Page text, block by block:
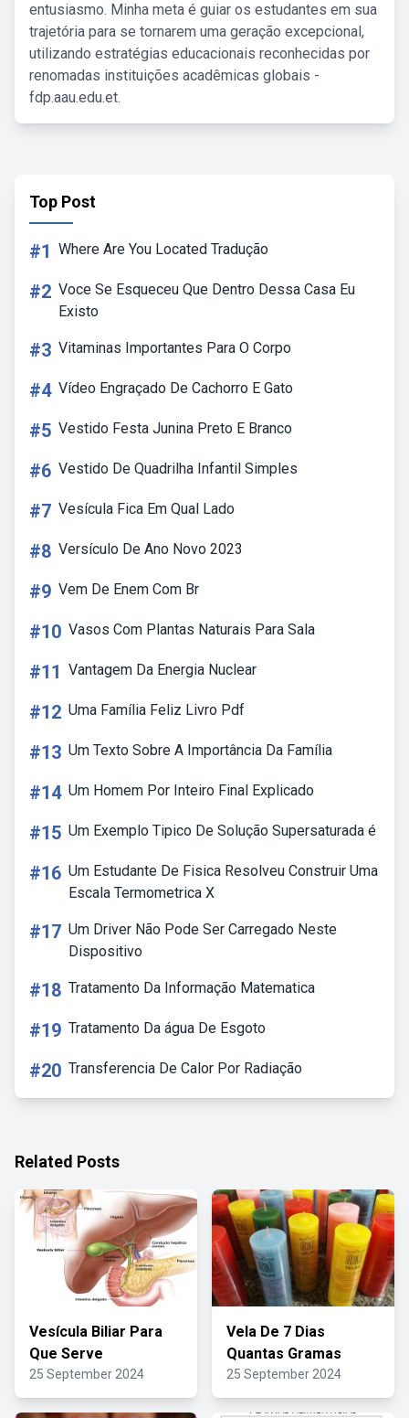
entusiasmo. Minha meta é guiar os estudantes em sua
trajetória para se tornarem uma geração excepcional,
utilizando estratégias educacionais reconhecidas por
renomadas instituições acadêmicas globais -
fdp.aau.edu.et.
Top Post
#1 Where Are You Located Tradução
#2 Voce Se Esqueceu Que Dentro Dessa Casa Eu
Existo
#3 Vitaminas Importantes Para O Corpo
#4 Vídeo Engraçado De Cachorro E Gato
#5 Vestido Festa Junina Preto E Branco
#6 Vestido De Quadrilha Infantil Simples
#7 Vesícula Fica Em Qual Lado
#8 Versículo De Ano Novo 2023
#9 Vem De Enem Com Br
#10 Vasos Com Plantas Naturais Para Sala
#11 Vantagem Da Energia Nuclear
#12 Uma Família Feliz Livro Pdf
#13 Um Texto Sobre A Importância Da Família
#14 Um Homem Por Inteiro Final Explicado
#15 Um Exemplo Tipico De Solução Supersaturada é
#16 Um Estudante De Fisica Resolveu Construir Uma
Escala Termometrica X
#17 Um Driver Não Pode Ser Carregado Neste
Dispositivo
#18 Tratamento Da Informação Matematica
#19 Tratamento Da água De Esgoto
#20 Transferencia De Calor Por Radiação
Related Posts
Vesícula Biliar Para
Que Serve
25 September 2024
Vela De 7 Dias
Quantas Gramas
25 September 2024